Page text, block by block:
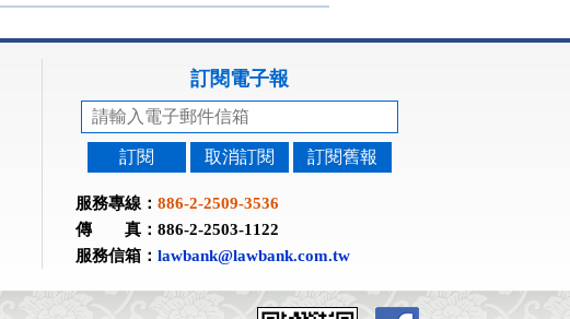
訂閱電子報
訂閱 取消訂閱 訂閱舊報
服務專線： 886-2-2509-3536
傳 真：886-2-2503-1122
服務信箱： lawbank@lawbank.com.tw